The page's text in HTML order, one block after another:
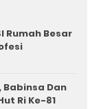
Rumah Besar
Dan
Ri Ke-81